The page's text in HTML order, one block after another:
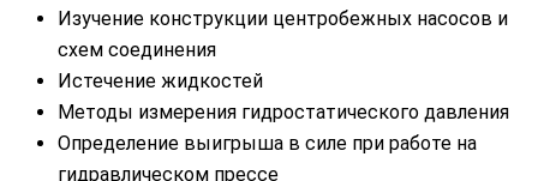
Изучение конструкции центробежных насосов и
схем соединения
Истечение жидкостей
Методы измерения гидростатического давления
Определение выигрыша в силе при работе на
гидравлическом прессе